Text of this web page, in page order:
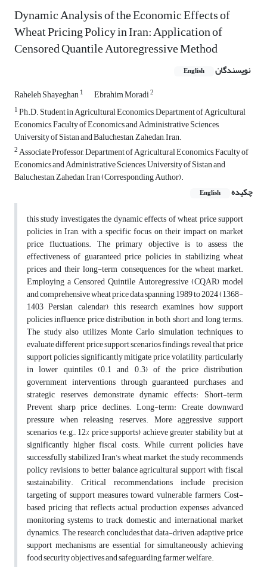
Dynamic Analysis of the Economic Effects of
Wheat Pricing Policy in Iran: Application of
Censored Quantile Autoregressive Method
نویسندگان English
Raheleh Shayeghan1 Ebrahim Moradi2
1Ph.D. Student in Agricultural Economics, Department of Agricultural
Economics, Faculty of Economics and Administrative Sciences,
University of Sistan and Baluchestan, Zahedan, Iran.
2Associate Professor, Department of Agricultural Economics, Faculty of
Economics and Administrative Sciences, University of Sistan and
Baluchestan, Zahedan, Iran (Corresponding Author).
چکیده
English
this study investigates the dynamic effects of wheat price support
policies in Iran, with a specific focus on their impact on market
price fluctuations. The primary objective is to assess the
effectiveness of guaranteed price policies in stabilizing wheat
prices and their long-term consequences for the wheat market.
Employing a Censored Quintile Autoregressive (CQAR) model
and comprehensive wheat price data spanning 1989 to 2024 (1368-
1403 Persian calendar), this research examines how support
policies influence price distribution in both short and long terms.
The study also utilizes Monte Carlo simulation techniques to
evaluate different price support scenarios findings reveal that price
support policies significantly mitigate price volatility, particularly
in lower quintiles (0.1 and 0.3) of the price distribution,
government interventions through guaranteed purchases and
strategic reserves demonstrate dynamic effects: Short-term,
Prevent sharp price declines. Long-term: Create downward
pressure when releasing reserves. More aggressive support
scenarios (e.g., 12% price supports) achieve greater stability but at
significantly higher fiscal costs. While current policies have
successfully stabilized Iran’s wheat market, the study recommends
policy revisions to better balance agricultural support with fiscal
sustainability. Critical recommendations include precision
targeting of support measures toward vulnerable farmers, Cost-
based pricing that reflects actual production expenses advanced
monitoring systems to track domestic and international market
dynamics. The research concludes that data-driven, adaptive price
support mechanisms are essential for simultaneously achieving
food security objectives and safeguarding farmer welfare.